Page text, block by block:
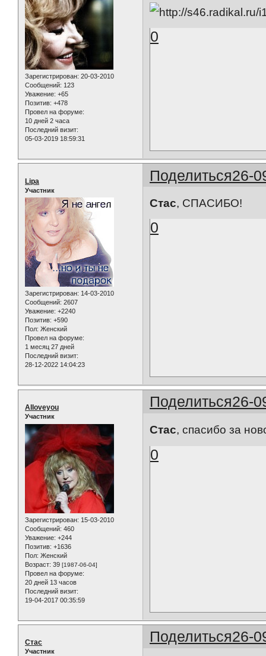
Зарегистрирован: 20-03-2010
Сообщений: 123
Уважение: +65
Позитив: +478
Провел на форуме:
10 дней 2 часа
Последний визит:
05-03-2019 18:59:31
0
Поделиться26-
Lipa
Участник
Зарегистрирован: 14-03-2010
Сообщений: 2607
Уважение: +2240
Позитив: +590
Пол: Женский
Провел на форуме:
1 месяц 27 дней
Последний визит:
28-12-2022 14:04:23
Стас, СПАСИБО!
0
Поделиться26-
Alloveyou
Участник
Зарегистрирован: 15-03-2010
Сообщений: 460
Уважение: +244
Позитив: +1636
Пол: Женский
Возраст: 39 [1987-06-04]
Провел на форуме:
20 дней 13 часов
Последний визит:
19-04-2017 00:35:59
Стас, спасибо за
0
Поделиться26-
Стас
Участник